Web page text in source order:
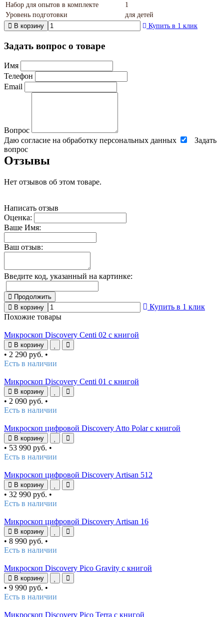
Набор для опытов в комплекте
1
Уровень подготовки
для детей
В корзину
Купить в 1 клик
Задать вопрос о товаре
Имя
Телефон
Email
Вопрос
Даю согласие на обработку персональных данных
Задать
вопрос
Отзывы
Нет отзывов об этом товаре.
Написать отзыв
Оценка:
Ваше Имя:
Ваш отзыв:
Введите код, указанный на картинке:
Продолжить
В корзину
Купить в 1 клик
Похожие товары
Микроскоп Discovery Centi 02 с книгой
В корзину
• 2 290 руб. •
Есть в наличии
Микроскоп Discovery Centi 01 с книгой
В корзину
• 2 090 руб. •
Есть в наличии
Микроскоп цифровой Discovery Atto Polar с книгой
В корзину
• 53 990 руб. •
Есть в наличии
Микроскоп цифровой Discovery Artisan 512
В корзину
• 32 990 руб. •
Есть в наличии
Микроскоп цифровой Discovery Artisan 16
В корзину
• 8 990 руб. •
Есть в наличии
Микроскоп Discovery Pico Gravity с книгой
В корзину
• 9 990 руб. •
Есть в наличии
Микроскоп Discovery Pico Terra с книгой